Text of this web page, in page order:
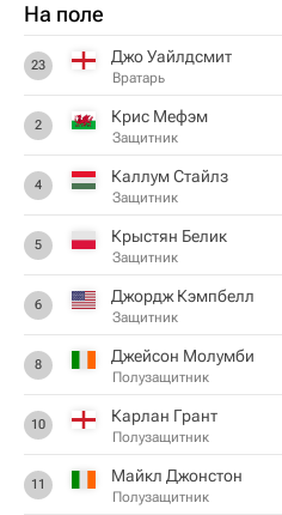
На поле
23 Джо Уайлдсмит
Вратарь
2 Крис Мефэм
Защитник
4 Каллум Стайлз
Защитник
5 Крыстян Белик
Защитник
6 Джордж Кэмпбелл
Защитник
8 Джейсон Молумби
Полузащитник
10 Карлан Грант
Полузащитник
11 Майкл Джонстон
Полузащитник